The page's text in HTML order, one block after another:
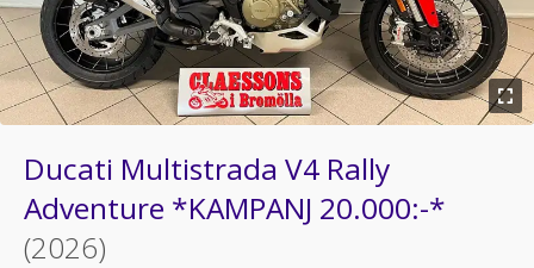
Ducati Multistrada V4 Rally
Adventure *KAMPANJ 20.000:-*
(2026)